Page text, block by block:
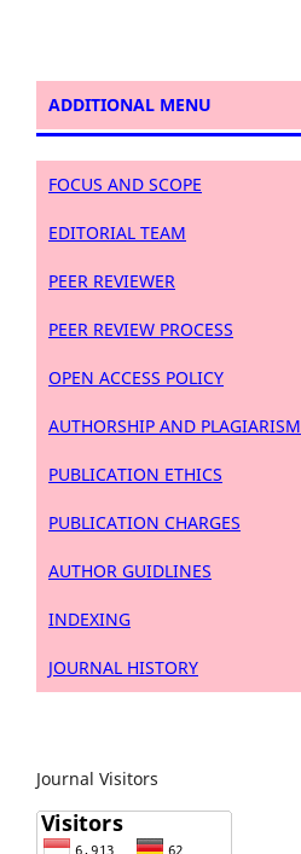
ADDITIONAL MENU
FOCUS AND SCOPE
EDITORIAL TEAM
PEER REVIEWER
PEER REVIEW PROCESS
OPEN ACCESS POLICY
AUTHORSHIP AND PLAGIARISM
PUBLICATION ETHICS
PUBLICATION CHARGES
AUTHOR GUIDLINES
INDEXING
JOURNAL HISTORY
Journal Visitors